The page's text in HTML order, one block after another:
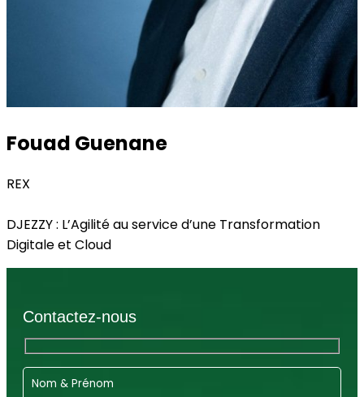
Fouad Guenane
REX
DJEZZY : L’Agilité au service d’une Transformation
Digitale et Cloud
Contactez-nous